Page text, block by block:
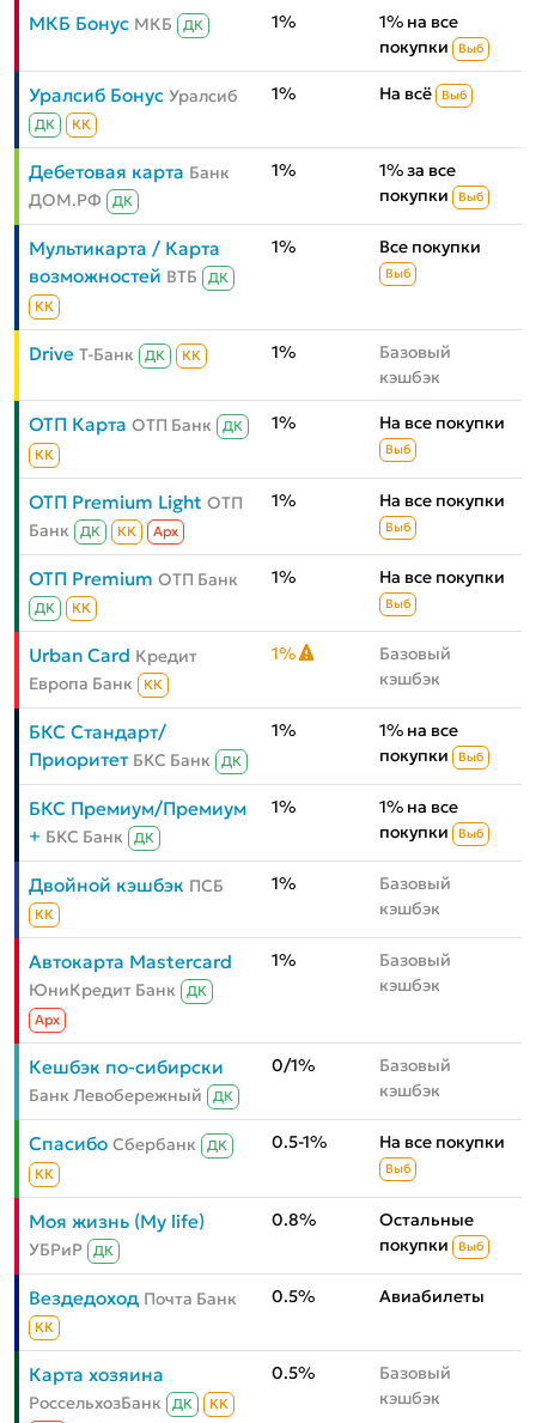
МКБ Бонус МКБ ДК 1%
1% на все
покупки
Выб
Уралсиб Бонус Уралсиб
ДК КК
1% На всё Выб
Дебетовая карта Банк
ДОМ.РФ
ДК
1%
1% за все
покупки
Выб
Мультикарта / Карта
возможностей ВТБ
ДК
КК
1% Все покупки
Выб
Drive Т-Банк ДК КК 1%
Базовый
кэшбэк
ОТП Карта ОТП Банк
ДК
КК
1% На все покупки
Выб
ОТП Premium Light ОТП
Банк
ДК КК Aрх
1% На все покупки
Выб
ОТП Premium ОТП Банк
ДК КК
1% На все покупки
Выб
Urban Card Кредит
Европа Банк
КК
1%
Базовый
кэшбэк
БКС Стандарт/
Приоритет БКС Банк ДК
1%
1% на все
покупки
Выб
БКС Премиум/Премиум
+ БКС Банк ДК
1%
1% на все
покупки
Выб
Двойной кэшбэк ПСБ
КК
1%
Базовый
кэшбэк
Автокарта Mastercard
ЮниКредит Банк
ДК
Aрх
1%
Базовый
кэшбэк
Кешбэк по-сибирски
Банк Левобережный ДК
0/1%
Базовый
кэшбэк
Спасибо Сбербанк
ДК
КК
0.5-1% На все покупки
Выб
Моя жизнь (My life)
УБРиР ДК
0.8%
Остальные
покупки
Выб
Вездедоход Почта Банк
КК
0.5% Авиабилеты
Карта хозяина
РоссельхозБанк ДК
КК
0.5%
Базовый
кэшбэк